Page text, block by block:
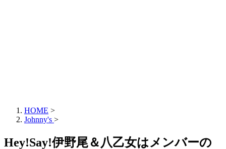
HOME >
Johnny's >
Hey!Say!伊野尾＆八乙女はメンバーの